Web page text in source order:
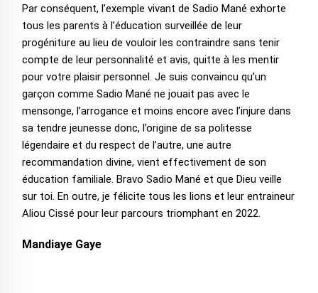
Par conséquent, l’exemple vivant de Sadio Mané exhorte
tous les parents à l’éducation surveillée de leur
progéniture au lieu de vouloir les contraindre sans tenir
compte de leur personnalité et avis, quitte à les mentir
pour votre plaisir personnel. Je suis convaincu qu’un
garçon comme Sadio Mané ne jouait pas avec le
mensonge, l’arrogance et moins encore avec l’injure dans
sa tendre jeunesse donc, l’origine de sa politesse
légendaire et du respect de l’autre, une autre
recommandation divine, vient effectivement de son
éducation familiale. Bravo Sadio Mané et que Dieu veille
sur toi. En outre, je félicite tous les lions et leur entraineur
Aliou Cissé pour leur parcours triomphant en 2022.
Mandiaye Gaye